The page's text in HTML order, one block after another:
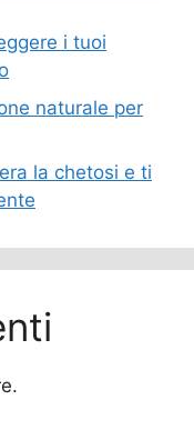
i tuoi
naturale per
la chetosi e ti